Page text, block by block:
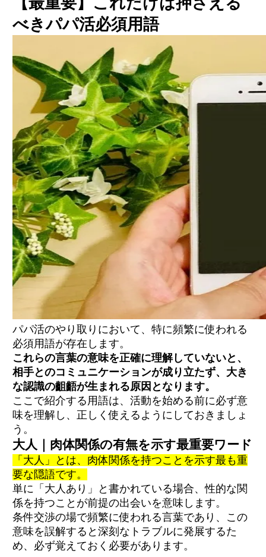
べきパパ活必須用語
パパ活のやり取りにおいて、特に頻繁に使われる
必須用語が存在します。
これらの言葉の意味を正確に理解していないと、
相手とのコミュニケーションが成り立たず、大き
な認識の齟齬が生まれる原因となります。
ここで紹介する用語は、活動を始める前に必ず意
味を理解し、正しく使えるようにしておきましょ
う。
大人｜肉体関係の有無を示す最重要ワード
「大人」とは、肉体関係を持つことを示す最も重
要な隠語です。
単に「大人あり」と書かれている場合、性的な関
係を持つことが前提の出会いを意味します。
条件交渉の場で頻繁に使われる言葉であり、この
意味を誤解すると深刻なトラブルに発展するた
め、必ず覚えておく必要があります。